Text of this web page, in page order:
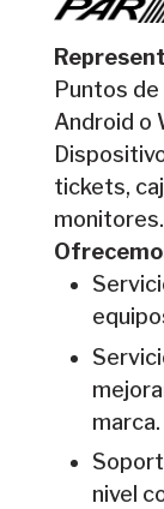
Puntos
Android o
tickets,
monitores.
marca.
nivel